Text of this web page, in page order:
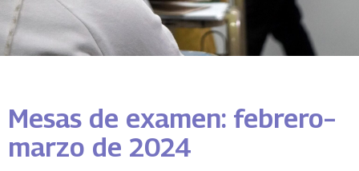
Mesas de examen: febrero–
marzo de 2024